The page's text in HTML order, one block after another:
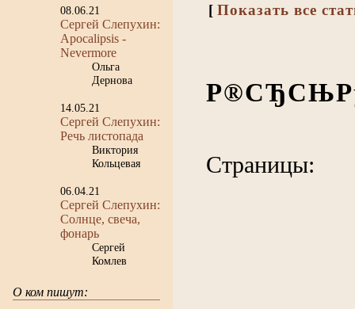
08.06.21
Сергей Слепухин:
Apocalipsis -
Nevermore
Ольга
Дернова
14.05.21
Сергей Слепухин:
Речь листопада
Виктория
Кольцевая
06.04.21
Сергей Слепухин:
Солнце, свеча,
фонарь
Сергей
Комлев
О ком пишут:
[ Показать все
Страницы: